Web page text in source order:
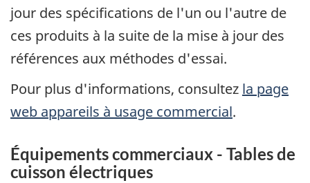
jour des spécifications de l'un ou l'autre de
ces produits à la suite de la mise à jour des
références aux méthodes d'essai.
Pour plus d'informations, consultez la page
web appareils à usage commercial.
Équipements commerciaux - Tables de
cuisson électriques